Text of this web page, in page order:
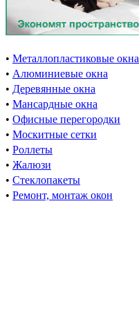
• Металлопластиковые окна
• Алюминиевые окна
• Деревянные окна
• Мансардные окна
• Офисные перегородки
• Москитные сетки
• Роллеты
• Жалюзи
• Стеклопакеты
• Ремонт, монтаж окон